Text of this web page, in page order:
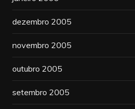
dezembro 2005
novembro 2005
outubro 2005
setembro 2005